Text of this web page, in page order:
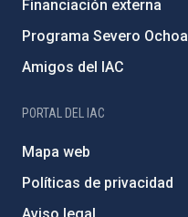
Financiación externa
Programa Severo Ochoa
Amigos del IAC
PORTAL DEL IAC
Mapa web
Políticas de privacidad